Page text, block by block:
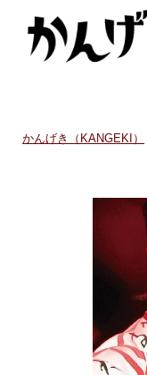
かんげき（KANGEKI）